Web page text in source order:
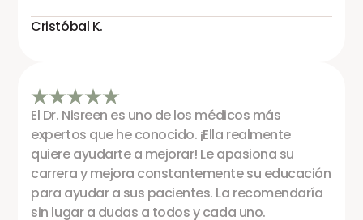
Cristóbal K.
El Dr. Nisreen es uno de los médicos más
expertos que he conocido. ¡Ella realmente
quiere ayudarte a mejorar! Le apasiona su
carrera y mejora constantemente su educación
para ayudar a sus pacientes. La recomendaría
sin lugar a dudas a todos y cada uno.